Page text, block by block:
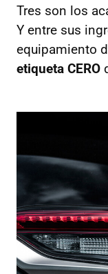
Tres son los
Y entre sus
equipamiento
etiqueta CERO